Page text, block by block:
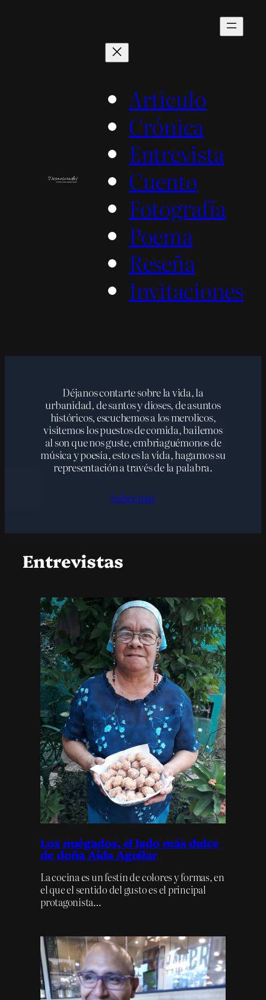
Artículo
Crónica
Entrevista
Cuento
Fotografía
Poema
Reseña
Invitaciones
Déjanos contarte sobre la vida, la
urbanidad, de santos y dioses, de asuntos
históricos, escuchemos a los merolicos,
visitemos los puestos de comida, bailemos
al son que nos guste, embriaguémonos de
música y poesía, esto es la vida, hagamos su
representación a través de la palabra.
Saber más
Entrevistas
Los nuégados, el lado más dulce
de doña Aida Aguilar
La cocina es un festín de colores y formas, en
el que el sentido del gusto es el principal
protagonista…